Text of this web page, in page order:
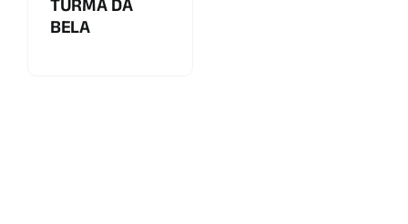
TURMA DA
BELA